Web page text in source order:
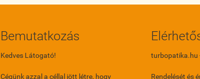
Bemutatkozás
Kedves Látogató!
Cégünk azzal a céllal jött létre, hogy
turbopatika.hu
Rendelését és